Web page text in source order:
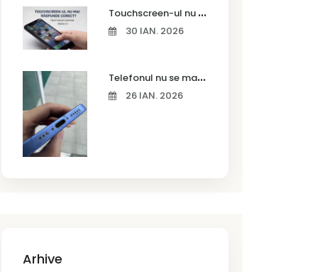
T
ouchscreen-ul nu mai răspunde corect? Când trebuie schimbat display-ul
30 IAN. 2026
T
elefonul nu se mai încarcă corect? Cauze frecvente și soluții la service în Timișoara
26 IAN. 2026
Arhive